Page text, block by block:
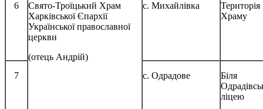
6
Свято-Троїцький Храм
Харківської Єпархії
Української православної
церкви
(отець Андрій)
с. Михайлівка
Територія
Храму
7 с. Одрадове
Біля
ліцею